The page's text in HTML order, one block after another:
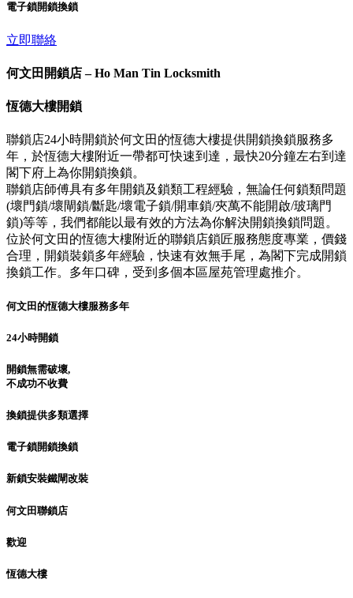
電子鎖開鎖換鎖
立即聯絡
何文田開鎖店 – Ho Man Tin Locksmith
恆德大樓開鎖
聯鎖店24小時開鎖於何文田的恆德大樓提供開鎖換鎖服務多
年，於恆德大樓附近一帶都可快速到達，最快20分鐘左右到達
閣下府上為你開鎖換鎖。
聯鎖店師傅具有多年開鎖及鎖類工程經驗，無論任何鎖類問題
(壞門鎖/壞閘鎖/斷匙/壞電子鎖/開車鎖/夾萬不能開啟/玻璃門
鎖)等等，我們都能以最有效的方法為你解決開鎖換鎖問題。
位於何文田的恆德大樓附近的聯鎖店鎖匠服務態度專業，價錢
合理，開鎖裝鎖多年經驗，快速有效無手尾，為閣下完成開鎖
換鎖工作。多年口碑，受到多個本區屋苑管理處推介。
何文田的恆德大樓服務多年
24小時開鎖
開鎖無需破壞,
不成功不收費
換鎖提供多類選擇
電子鎖開鎖換鎖
新鎖安裝鐵閘改裝
何文田聯鎖店
歡迎
恆德大樓